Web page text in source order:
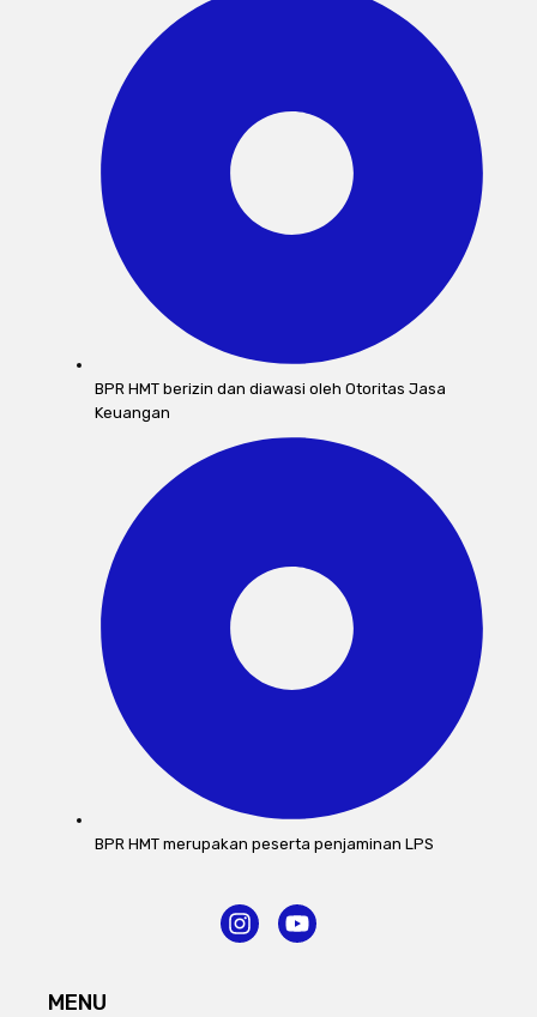
BPR HMT berizin dan diawasi oleh Otoritas Jasa
Keuangan
BPR HMT merupakan peserta penjaminan LPS
I
n
Y
o
MENU